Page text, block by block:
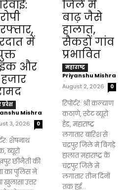
में
और
हजार
प्रदेश
Mishra
3, 2026 0
शेषनाथ
ब्यूरो
की
का पुलिस ने
खुलासा उत्तर
जिले में
बाढ़ जैसे
हालात,
सैकड़ों गांव
प्रभावित
महाराष्ट्र
Priyanshu Mishra
-
August 2, 2026 0
रिपोर्टर: श्री कल्याण
कठाणे, स्टेट ब्यूरो
हेड, महाराष्ट्र
लगातार बारिश से
चंद्रपुर जिले में बिगड़े
हालात महाराष्ट्र के
चंद्रपुर जिले में
लगातार तीन दिनों
तक हुई...